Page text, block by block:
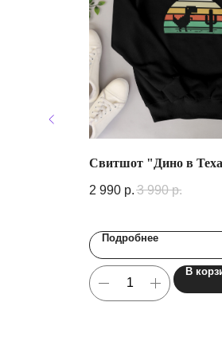
Свитшот "Дино в
2 990 р. 3 990 р.
Подробнее
В